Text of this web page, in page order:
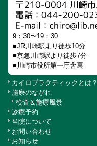
9：30〜19：30
■JR川崎駅より徒歩10分
■京急川崎駅より徒歩7分
■川崎市役所第一庁舎裏
カイロプラクティックとは？
施療のながれ
検査＆施療風景
診療予約
当院について
お問い合わせ
お知らせ